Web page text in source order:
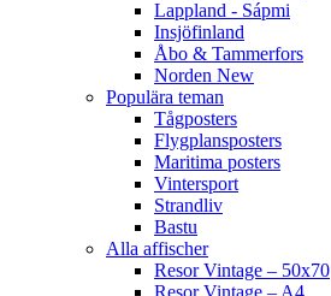
Lappland - Sápmi
Insjöfinland
Åbo & Tammerfors
Norden New
Populära teman
Tågposters
Flygplansposters
Maritima posters
Vintersport
Strandliv
Bastu
Alla affischer
Resor Vintage – 50x70
Resor Vintage – A4